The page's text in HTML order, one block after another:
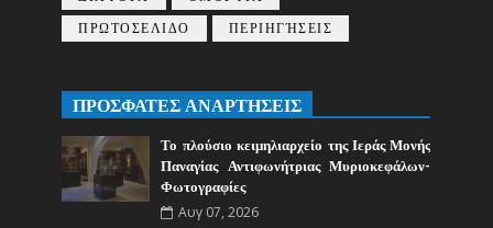
ΠΡΩΤΟΣΕΛΙΔΟ
ΠΕΡΙΗΓΉΣΕΙΣ
ΠΡΟΣΦΑΤΕΣ ΑΝΑΡΤΗΣΕΙΣ
Το πλούσιο κειμηλιαρχείο της Ιεράς Μονής
Παναγίας Αντιφωνήτριας Μυριοκεφάλων-
Φωτογραφίες
Αυγ 07, 2026